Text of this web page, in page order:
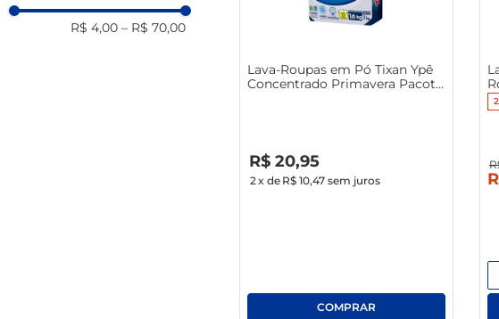
R$ 4,00 – R$ 70,00
Lava-Roupas em Pó Tixan Ypê
Concentrado Primavera Pacote
R$ 20,95
2 x de R$ 10,47sem juros